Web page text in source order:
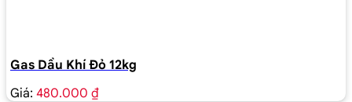
Gas Dầu Khí Đỏ 12kg
Giá: 480.000 ₫